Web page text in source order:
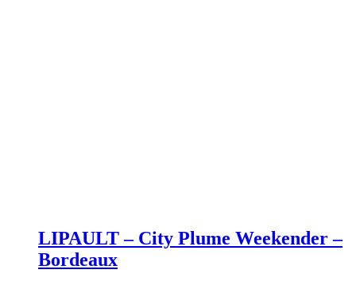
LIPAULT – City Plume Weekender –
Bordeaux